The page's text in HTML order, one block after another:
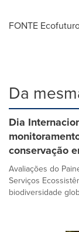
FONTE
Da
Dia
conservação
Avaliações do
Serviços
biodiversidade